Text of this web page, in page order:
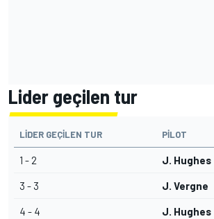
Lider geçilen tur
LIDER GEÇILEN TUR PILOT
1 - 2 J. Hughes
3 - 3 J. Vergne
4 - 4 J. Hughes